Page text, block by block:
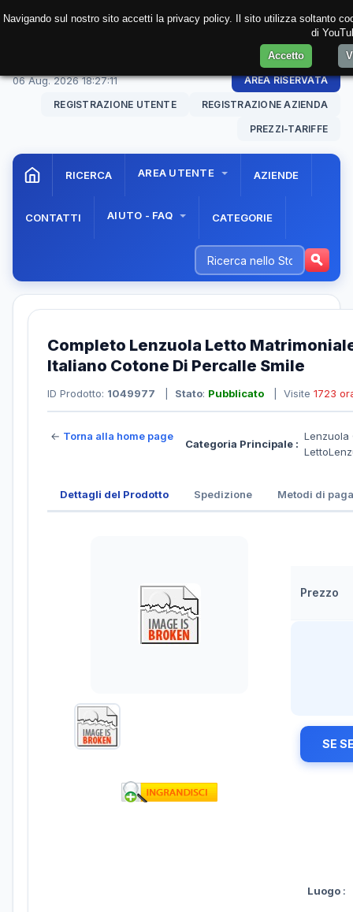
06 Aug. 202618:27:11 AREA RISERVATA
REGISTRAZIONE UTENTE REGISTRAZIONE AZIENDA
PREZZI-TARIFFE
RICERCA AREA UTENTE AZIENDE
CONTATTI AIUTO - FAQ CATEGORIE
Completo Lenzuola Letto
Italiano Cotone Di Percalle Smile
ID Prodotto: 1049977 Stato: Pubblicato | Visite 1723
← Torna alla home page
Categoria Principale :
Lenzuola
Dettagli del Prodotto Spedizione Metodi di
Prezzo
SE
Luogo :
Navigando sul nostro sito accetti la privacy policy. Il sito utilizza soltanto
di
Accetto